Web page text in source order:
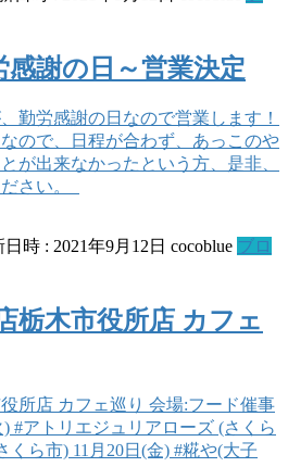
感謝の日～営業決定
勤労感謝の日なので営業します！
ので、日程が合わず、あっこのや
が出来なかったという方、是非、
さい。
日時 : 2021年9月12日 cocoblue ブロ
栃木市役所店 カフェ
所店 カフェ巡り 会場:フード催事
#アトリエジュリアローズ (さくら
くら市) 11月20日(金) #糀や(大子